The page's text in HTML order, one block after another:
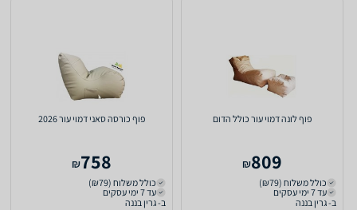
פוף לונה דמוי עור כולל הדום
809
₪
כולל משלוח (₪79)
עד 7 ימי עסקים
ב- גרין בננה
פוף כורסה סאני דמוי עור 2026
758
₪
כולל משלוח (₪79)
עד 7 ימי עסקים
ב- גרין בננה